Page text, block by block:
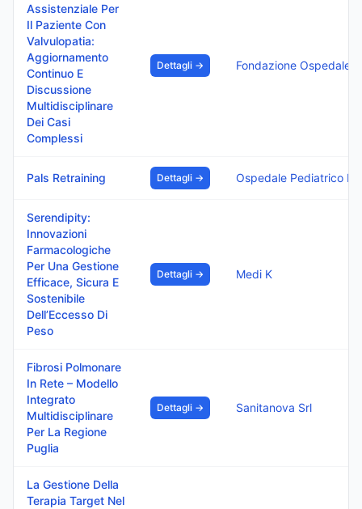
Assistenziale Per
Il Paziente Con
Valvulopatia:
Aggiornamento
Continuo E
Discussione
Multidisciplinare
Dei Casi
Complessi
Dettagli →
Pals Retraining Dettagli →
Serendipity:
Innovazioni
Farmacologiche
Per Una Gestione
Efficace, Sicura E
Sostenibile
Dell’Eccesso Di
Peso
Dettagli → Medi K
Fibrosi Polmonare
In Rete – Modello
Integrato
Multidisciplinare
Per La Regione
Puglia
Dettagli → Sanitanova Srl
La Gestione Della
Terapia Target Nel